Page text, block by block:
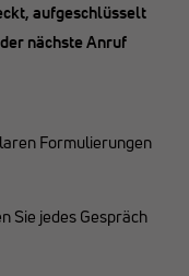
aufgeschlüsselt
nächste Anruf
Formulierungen
Sie jedes Gespräch